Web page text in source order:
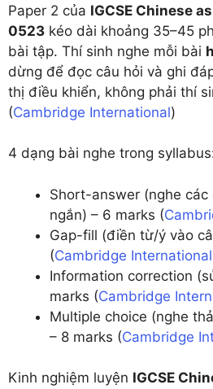
Paper 2 của IGCSE Chinese
0523 kéo dài khoảng 35–45
bài tập. Thí sinh nghe mỗi bài
dừng để đọc câu hỏi và ghi
thị điều khiển, không phải thí
(Cambridge International)
4 dạng bài nghe trong
Short-answer (nghe các
ngắn) – 6 marks (
Gap-fill (điền từ/ý vào
(Cambridge International
Information correction
marks (Cambridge
Multiple choice (nghe
– 8 marks (Cambridge
Kinh nghiệm luyện IGCSE